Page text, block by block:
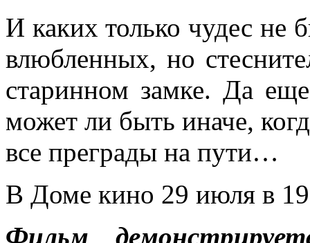
И каких только чудес не
влюбленных, но
старинном замке. Да
может ли быть иначе,
все преграды на пути…
В Доме кино 29 июля в
Фильм